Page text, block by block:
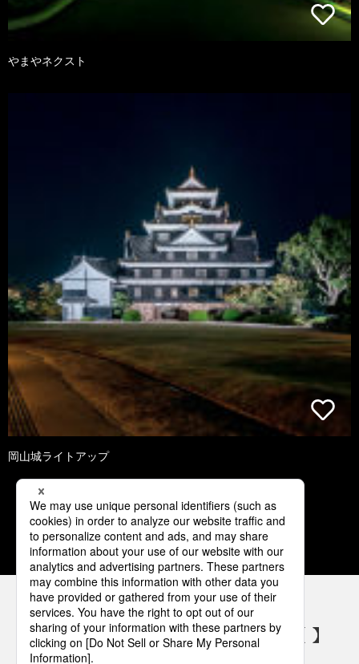
やまやネクスト
岡山城ライトアップ
2 3 4 5 6
パナソニックの電気設備 SNSアカウント